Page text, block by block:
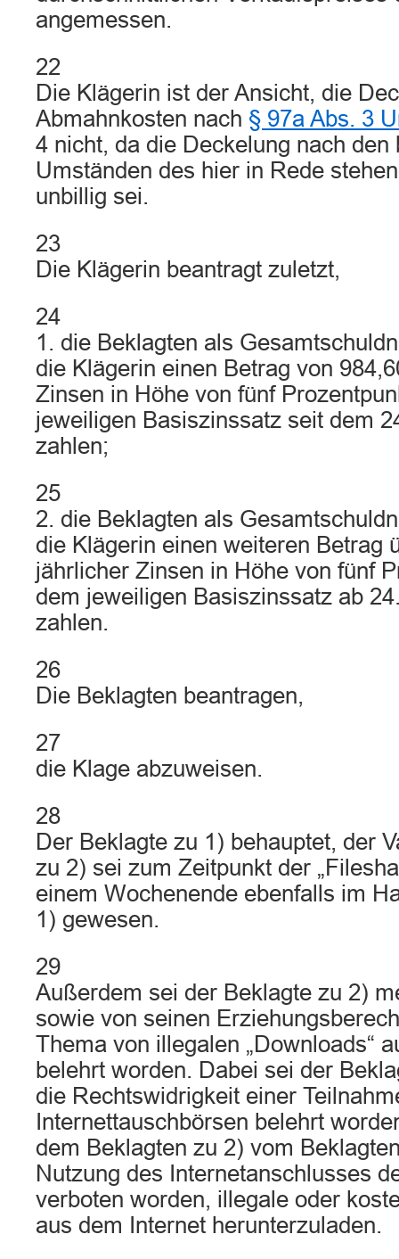
angemessen.
22
Die Klägerin ist der Ansicht, die
Abmahnkosten nach § 97a Abs. 3
4 nicht, da die Deckelung nach den
Umständen des hier in Rede
unbillig sei.
23
Die Klägerin beantragt zuletzt,
24
1. die Beklagten als
die Klägerin einen Betrag von
Zinsen in Höhe von fünf
jeweiligen Basiszinssatz seit dem
zahlen;
25
2. die Beklagten als
die Klägerin einen weiteren Betrag
jährlicher Zinsen in Höhe von fünf
dem jeweiligen Basiszinssatz ab
zahlen.
26
Die Beklagten beantragen,
27
die Klage abzuweisen.
28
Der Beklagte zu 1) behauptet, der
zu 2) sei zum Zeitpunkt der
einem Wochenende ebenfalls im
1) gewesen.
29
Außerdem sei der Beklagte zu 2)
sowie von seinen
Thema von illegalen „Downloads“
belehrt worden. Dabei sei der
die Rechtswidrigkeit einer
Internettauschbörsen belehrt
dem Beklagten zu 2) vom
Nutzung des Internetanschlusses
verboten worden, illegale oder
aus dem Internet herunterzuladen.